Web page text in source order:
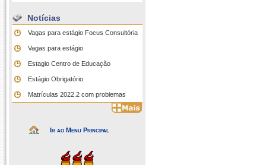
Notícias
Vagas para estágio Focus Consultória
Vagas para estágio
Estagio Centro de Educação
Estágio Obrigatório
Matrículas 2022.2 com problemas
Ir ao Menu Principal